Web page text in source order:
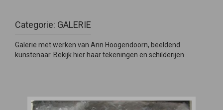
Categorie: GALERIE
Galerie met werken van Ann Hoogendoorn, beeldend
kunstenaar. Bekijk hier haar tekeningen en schilderijen.